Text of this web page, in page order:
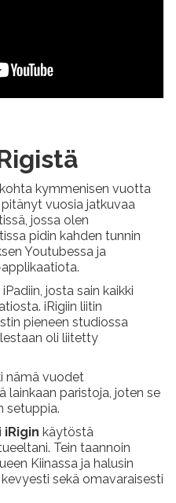
kymmenisen vuotta
vuosia jatkuvaa
jossa olen
pidin kahden tunnin
Youtubessa ja
josta sain kaikki
iRigiin liitin
pieneen studiossa
oli liitetty
nämä vuodet
lainkaan paristoja, joten se
setuppia.
iRigin käytöstä
Tein taannoin
Kiinassa ja halusin
sekä omavaraisesti